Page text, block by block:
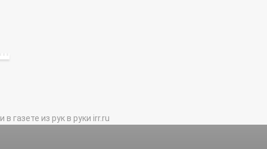
газете из рук в руки irr.ru